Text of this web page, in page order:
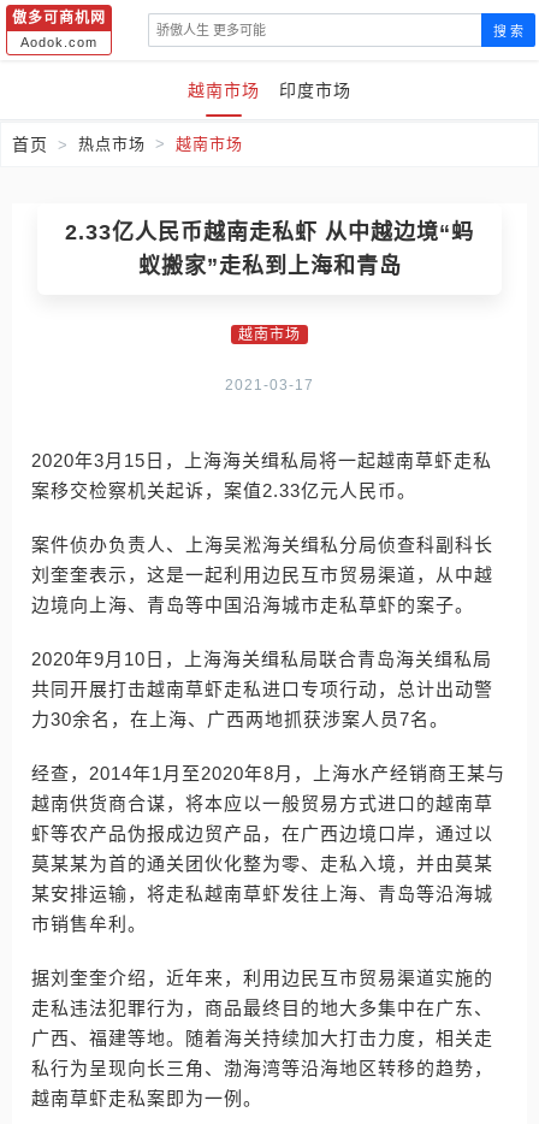
傲多可商机网
Aodok.com
搜 索
越南市场 印度市场
首页 热点市场 越南市场
2.33亿人民币越南走私虾 从中越边境“蚂
蚁搬家”走私到上海和青岛
越南市场
2021-03-17
2020年3月15日，上海海关缉私局将一起越南草虾走私
案移交检察机关起诉，案值2.33亿元人民币。
案件侦办负责人、上海吴淞海关缉私分局侦查科副科长
刘奎奎表示，这是一起利用边民互市贸易渠道，从中越
边境向上海、青岛等中国沿海城市走私草虾的案子。
2020年9月10日，上海海关缉私局联合青岛海关缉私局
共同开展打击越南草虾走私进口专项行动，总计出动警
力30余名，在上海、广西两地抓获涉案人员7名。
经查，2014年1月至2020年8月，上海水产经销商王某与
越南供货商合谋，将本应以一般贸易方式进口的越南草
虾等农产品伪报成边贸产品，在广西边境口岸，通过以
莫某某为首的通关团伙化整为零、走私入境，并由莫某
某安排运输，将走私越南草虾发往上海、青岛等沿海城
市销售牟利。
据刘奎奎介绍，近年来，利用边民互市贸易渠道实施的
走私违法犯罪行为，商品最终目的地大多集中在广东、
广西、福建等地。随着海关持续加大打击力度，相关走
私行为呈现向长三角、渤海湾等沿海地区转移的趋势，
越南草虾走私案即为一例。